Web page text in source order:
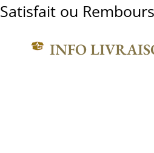
Satisfait ou
INFO